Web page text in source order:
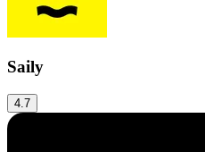
Saily
4.7